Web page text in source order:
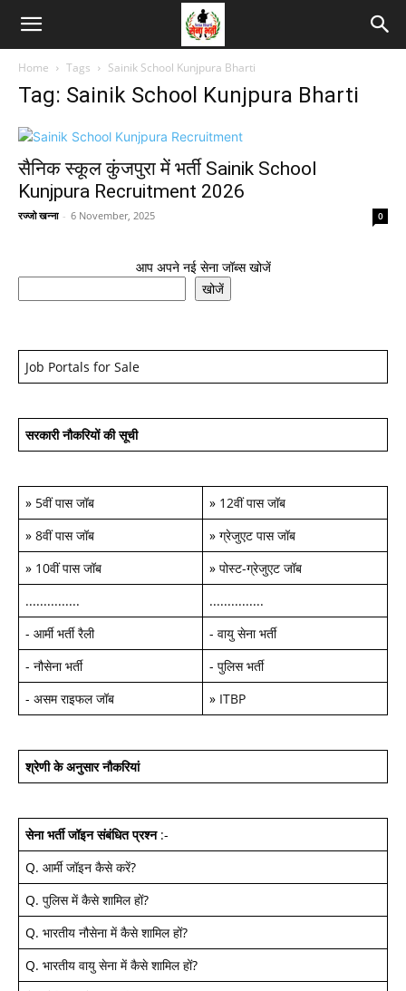
Home Tags Sainik School Kunjpura Bharti
Tag: Sainik School Kunjpura Bharti
सैनिक स्कूल कुंजपुरा में भर्ती Sainik School
Kunjpura Recruitment 2026
रज्जो खन्ना - 6 November, 2025 0
आप अपने नई सेना जॉब्स खोजें
खोजें
Job Portals for Sale
सरकारी नौकरियों की सूची
» 5वीं पास जॉब » 12वीं पास जॉब
» 8वीं पास जॉब » ग्रेजुएट पास जॉब
» 10वीं पास जॉब » पोस्ट-ग्रेजुएट जॉब
...............
...............
- आर्मी भर्ती रैली - वायु सेना भर्ती
- नौसेना भर्ती - पुलिस भर्ती
- असम राइफल जॉब » ITBP
श्रेणी के अनुसार नौकरियां
सेना भर्ती जॉइन संबंधित प्रश्न:-
Q. आर्मी जॉइन कैसे करें?
Q. पुलिस में कैसे शामिल हों?
Q. भारतीय नौसेना में कैसे शामिल हों?
Q. भारतीय वायु सेना में कैसे शामिल हों?